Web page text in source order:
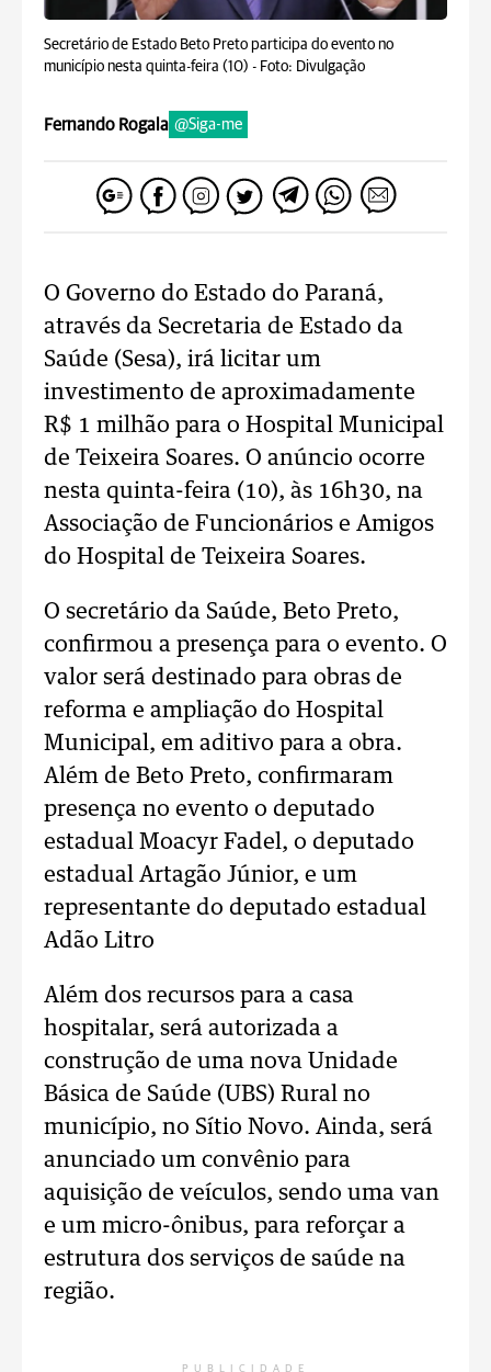
Secretário de Estado Beto Preto participa do evento no
município nesta quinta-feira (10) - Foto: Divulgação
Fernando Rogala @Siga-me
O Governo do Estado do Paraná,
através da Secretaria de Estado da
Saúde (Sesa), irá licitar um
investimento de aproximadamente
R$ 1 milhão para o Hospital Municipal
de Teixeira Soares. O anúncio ocorre
nesta quinta-feira (10), às 16h30, na
Associação de Funcionários e Amigos
do Hospital de Teixeira Soares.
O secretário da Saúde, Beto Preto,
confirmou a presença para o evento. O
valor será destinado para obras de
reforma e ampliação do Hospital
Municipal, em aditivo para a obra.
Além de Beto Preto, confirmaram
presença no evento o deputado
estadual Moacyr Fadel, o deputado
estadual Artagão Júnior, e um
representante do deputado estadual
Adão Litro
Além dos recursos para a casa
hospitalar, será autorizada a
construção de uma nova Unidade
Básica de Saúde (UBS) Rural no
município, no Sítio Novo. Ainda, será
anunciado um convênio para
aquisição de veículos, sendo uma van
e um micro-ônibus, para reforçar a
estrutura dos serviços de saúde na
região.
PUBLICIDADE